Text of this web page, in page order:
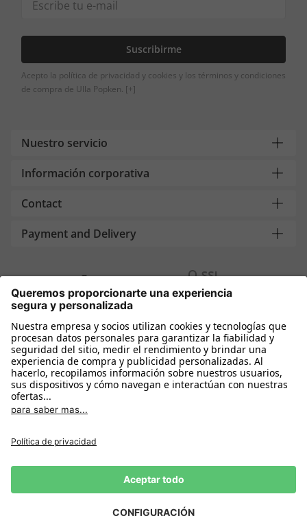
Suscribirme
Acepto la política de privacidad y cookies y los términos y condiciones
de compra de Ulla Popken. [+]
Nuestro servicio
Información corporativa
Contact
Payment and Delivery
Compra segura con
Más tiendas online
España
Condiciones Compra
Declarar el desistimiento
Aviso Legal
Configuración de cookies